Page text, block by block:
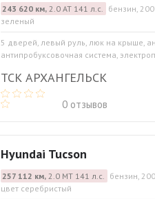
243 620 км,2.0 АТ 141 л.с. бензин,
зеленый
5 дверей, левый руль, люк на крыше,
антипробуксовочная система,
ТСК АРХАНГЕЛЬСК
0 отзывов
Hyundai Tucson
257 112 км,2.0 МТ 141 л.с. бензин,
цвет серебристый